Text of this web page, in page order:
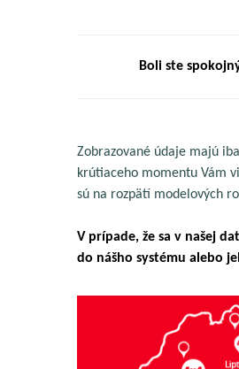
Boli ste
Zobrazované údaje majú
krútiaceho momentu Vám
sú na rozpätí modelových
V prípade, že sa v našej
do nášho systému alebo